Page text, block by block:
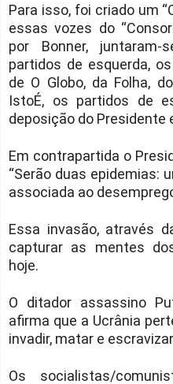
Para isso, foi criado um
essas vozes do
por Bonner,
partidos de esquerda,
de O Globo, da Folha,
IstoÉ, os partidos de
deposição do Presidente
Em contrapartida o
“Serão duas epidemias:
associada ao
Essa invasão, através
capturar as mentes
hoje.
O ditador assassino
afirma que a Ucrânia
invadir, matar e
Os socialistas/